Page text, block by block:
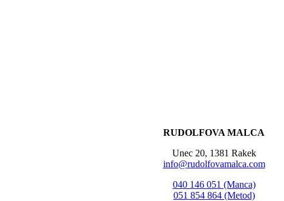
RUDOLFOVA MALCA
Unec 20, 1381 Rakek
info@rudolfovamalca.com
040 146 051 (Manca)
051 854 864 (Metod)